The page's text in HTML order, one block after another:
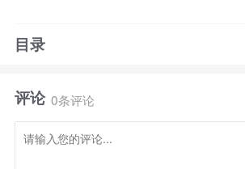
版！ 一时疏忽，南晚意被小人所害
生活总需要点调味剂，她看，那个
的未来科学家就不错。
目录
评论 0条评论